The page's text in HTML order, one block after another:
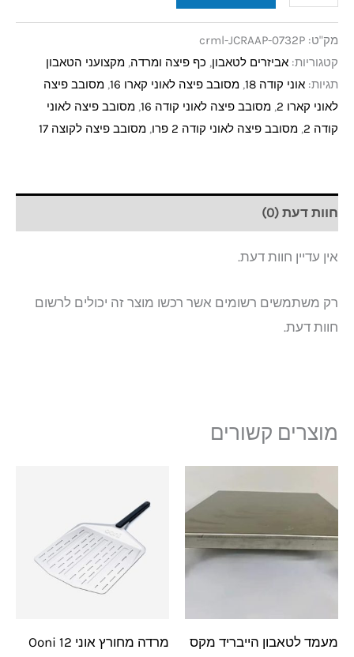
מק"ט: crml-JCRAAP-0732P
קטגוריות: אביזרים לטאבון, כף פיצה ומרדה, מקצועני הטאבון
תגיות: אוני קודה 18 , מסובב פיצה לאוני קארו 16 , מסובב פיצה
לאוני קארו 2
, מסובב פיצה לאוני קודה 16 , מסובב פיצה לאוני
קודה 2
, מסובב פיצה לאוני קודה 2 פרו , מסובב פיצה לקוצה 17
חוות דעת (0)
אין עדיין חוות דעת.
רק משתמשים רשומים אשר רכשו מוצר זה יכולים לרשום
חוות דעת.
מוצרים קשורים
מעמד לטאבון הייבריד מקס
מרדה מחורץ אוני 12 Ooni